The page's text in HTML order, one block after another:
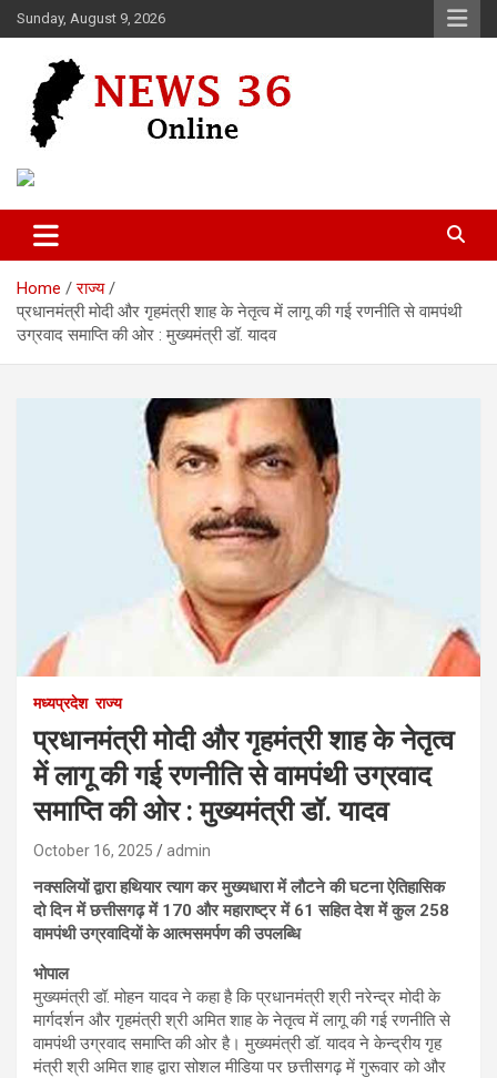
Skip
to
Sunday, August 9, 2026
News 36
Home
राज्य
प्रधानमंत्री मोदी और गृहमंत्री शाह के नेतृत्व में लागू की गई रणनीति से वामपंथी
उग्रवाद समाप्ति की ओर : मुख्यमंत्री डॉ. यादव
मध्यप्रदेश राज्य
प्रधानमंत्री मोदी और गृहमंत्री शाह के नेतृत्व
में लागू की गई रणनीति से वामपंथी उग्रवाद
समाप्ति की ओर : मुख्यमंत्री डॉ. यादव
October 16, 2025 admin
नक्सलियों द्वारा हथियार त्याग कर मुख्यधारा में लौटने की घटना ऐतिहासिक
दो दिन में छत्तीसगढ़ में 170 और महाराष्ट्र में 61 सहित देश में कुल 258
वामपंथी उग्रवादियों के आत्मसमर्पण की उपलब्धि
भोपाल
मुख्यमंत्री डॉ. मोहन यादव ने कहा है कि प्रधानमंत्री श्री नरेन्द्र मोदी के
मार्गदर्शन और गृहमंत्री श्री अमित शाह के नेतृत्व में लागू की गई रणनीति से
वामपंथी उग्रवाद समाप्ति की ओर है। मुख्यमंत्री डॉ. यादव ने केन्द्रीय गृह
मंत्री श्री अमित शाह द्वारा सोशल मीडिया पर छत्तीसगढ़ में गुरूवार को और